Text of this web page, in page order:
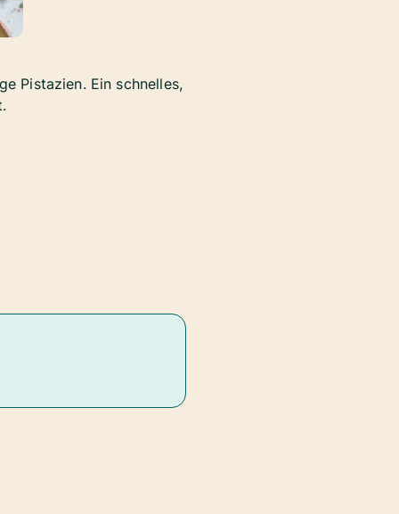
Pistazien. Ein schnelles,